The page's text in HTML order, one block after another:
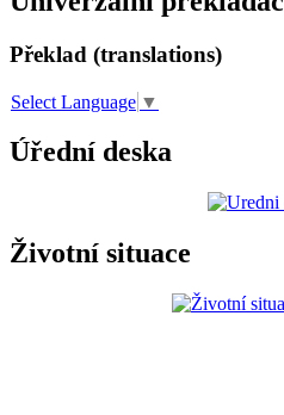
Překlad (translations)
Select Language ▼
Úřední deska
Životní situace